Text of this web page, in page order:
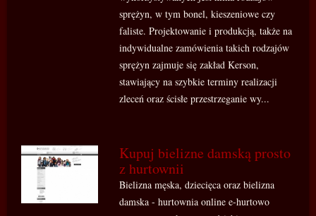
sprężyn, w tym bonel, kieszeniowe czy
faliste. Projektowanie i produkcją, także na
indywidualne zamówienia takich rodzajów
sprężyn zajmuje się zakład Kerson,
stawiający na szybkie terminy realizacji
zleceń oraz ścisłe przestrzeganie wy...
Kupuj bielizne damską prosto
z hurtownii
Bielizna męska, dziecięca oraz bielizna
damska - hurtownia online e-hurtowo